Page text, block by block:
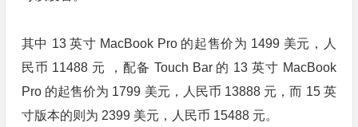
其中 13 英寸 MacBook Pro 的起售价为 1499 美元，人
民币 11488 元 ，配备 Touch Bar 的 13 英寸 MacBook
Pro 的起售价为 1799 美元，人民币 13888 元，而 15 英
寸版本的则为 2399 美元，人民币 15488 元。